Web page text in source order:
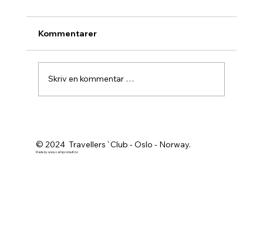
Kommentarer
Skriv en kommentar …
© 2024 Travellers`Club - Oslo - Norway.
Made bywww.campconsult.no